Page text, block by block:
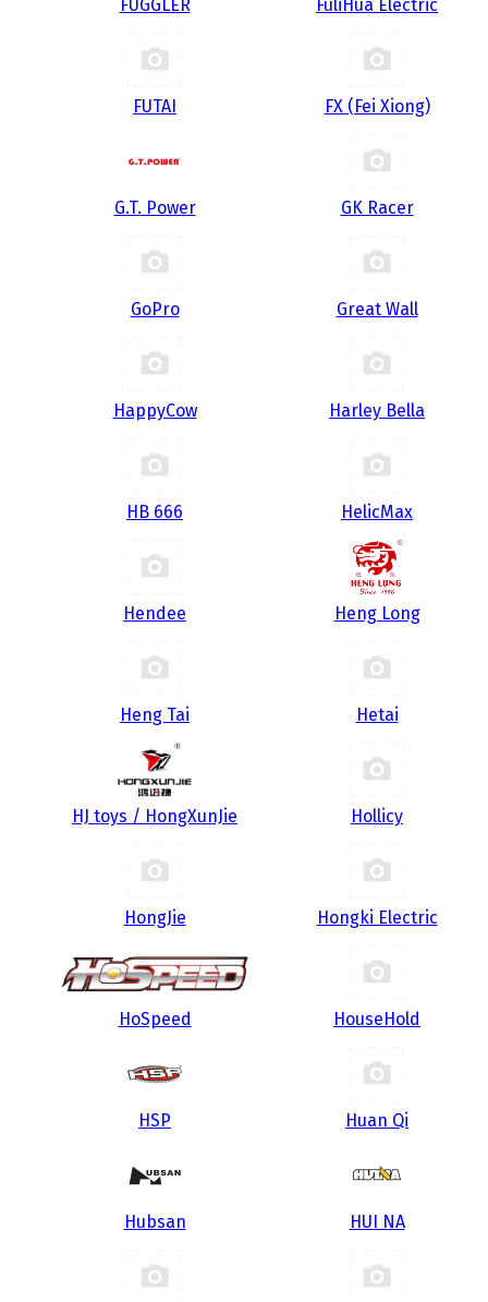
FUGGLER FuliHua Electric
FUTAI FX (Fei Xiong)
G.T. Power GK Racer
GoPro Great Wall
HappyCow Harley Bella
HB 666 HelicMax
Hendee Heng Long
Heng Tai Hetai
HJ toys / HongXunJie Hollicy
HongJie Hongki Electric
HoSpeed HouseHold
HSP Huan Qi
Hubsan HUI NA